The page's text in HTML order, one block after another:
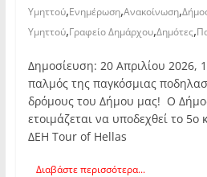
Υμηττού,Ενημέρωση,Ανακοίνωση,
Υμηττού,Γραφείο Δημάρχου,Δημότες,
Δημοσίευση: 20 Απριλίου 2026,
παλμός της παγκόσμιας
δρόμους του Δήμου μας! Ο
ετοιμάζεται να υποδεχθεί το 5ο
ΔΕΗ Tour of Hellas
Διαβάστε περισσότερα...